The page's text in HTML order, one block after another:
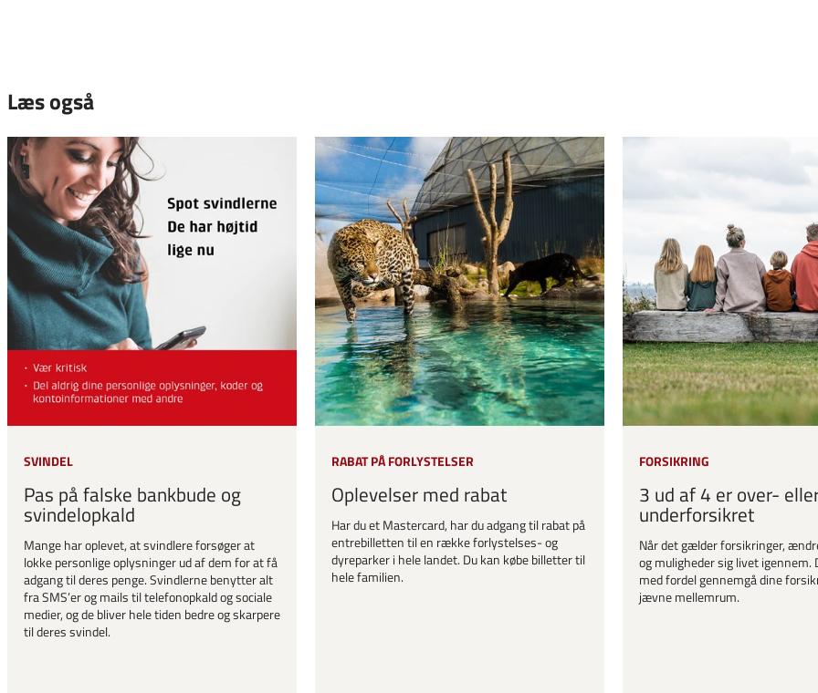
Læs også
SVINDEL
Pas på falske bankbude og
svindelopkald
Mange har oplevet, at svindlere forsøger at
lokke personlige oplysninger ud af dem for at få
adgang til deres penge. Svindlerne benytter alt
fra SMS’er og mails til telefonopkald og sociale
medier, og de bliver hele tiden bedre og skarpere
til deres svindel.
RABAT PÅ FORLYSTELSER
Oplevelser med rabat
Har du et Mastercard, har du adgang til rabat på
entrebilletten til en række forlystelses- og
dyreparker i hele landet. Du kan købe billetter til
hele familien.
FORSIKRING
3 ud af 4 er over-
underforsikret
Når det gælder forsikringer,
og muligheder sig livet igennem.
med fordel gennemgå dine
jævne mellemrum.